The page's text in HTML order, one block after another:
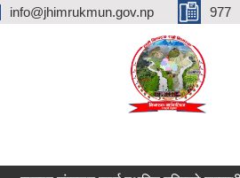
info@jhimrukmun.gov.np 977